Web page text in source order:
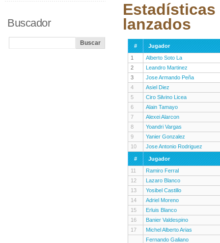
lanzados
#
Jugador
1
Alberto Soto La
2
Leandro Martinez
3
Jose Armando Peña
4
Asiel Diez
5
Ciro Silvino Licea
6
Alain Tamayo
7
Alexei Alarcon
8
Yoandri Vargas
9
Yanier Gonzalez
10
Jose Antonio Rodriguez
#
Jugador
11
Ramiro Ferral
12
Lazaro Blanco
13
Yosibel Castillo
14
Adriel Moreno
15
Erluis Blanco
16
Banier Valdespino
17
Michel Alberto Arias
Fernando Galiano
Buscador